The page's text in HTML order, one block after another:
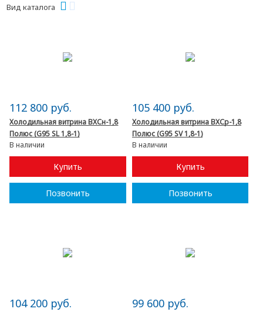
Вид каталога
112 800 руб.
Холодильная витрина ВХСн-1,8
Полюс (G95 SL 1,8-1)
В наличии
Купить
Позвонить
105 400 руб.
Холодильная витрина ВХСр-1,8
Полюс (G95 SV 1,8-1)
В наличии
Купить
Позвонить
104 200 руб. 99 600 руб.